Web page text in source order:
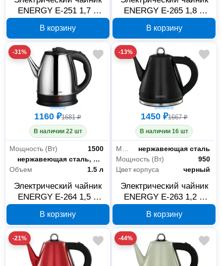
Офис и дом
Бытовая техника
Для дома
Снабжение офиса
Электрика и свет 20
Освещение 19
Устройства электропитания 1
Всё для сада 12
Отдых в саду
ENERGY E-251 1,7 л
В корзину
ENERGY E-265 1,8 л
В корзину
-31%
1160 ₽1681 ₽
В наличии 22 шт
Мощность (Вт)
1500
Материал корпуса
нержавеющая сталь, пищевой пластик
Объем
1.5 л
Электрический чайник
ENERGY E-264 1,5 л
В корзину
-13%
1450 ₽1667 ₽
В наличии 16 шт
Материал корпуса
нержавеющая сталь
Мощность (Вт)
950
Цвет корпуса
черный
Электрический чайник
ENERGY E-263 1,2 л
В корзину
-21% -44%